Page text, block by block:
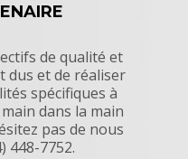
de qualité et
dus et de réaliser
spécifiques à
dans la main
pas de nous
448-7752.